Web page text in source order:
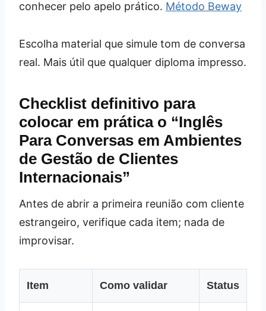
conhecer pelo apelo prático. Método Beway
Escolha material que simule tom de conversa
real. Mais útil que qualquer diploma impresso.
Checklist definitivo para
colocar em prática o “Inglês
Para Conversas em Ambientes
de Gestão de Clientes
Internacionais”
Antes de abrir a primeira reunião com cliente
estrangeiro, verifique cada item; nada de
improvisar.
Item Como validar Status